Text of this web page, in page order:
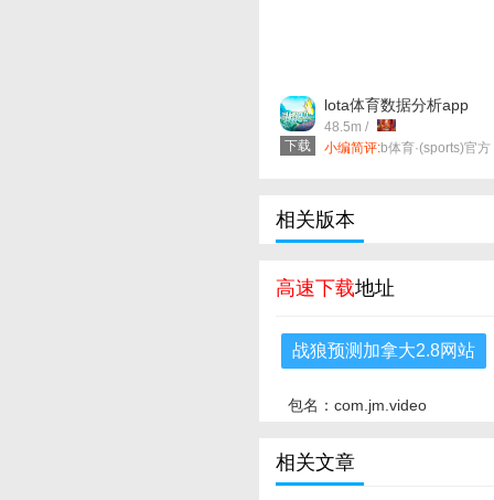
下载
lota体育数据分析app
v57.0.11 安卓版
48.5m /
小编简评:b体育·(sports)官方
为你生成专属答案，不只是
确，更是懂你。！
相关版本
高速下载地址
战狼预测加拿大2.8网站
包名：com.jm.video
相关文章